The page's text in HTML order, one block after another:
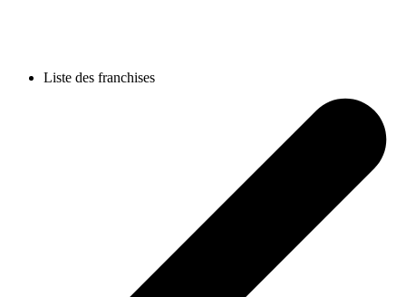
Liste des franchises